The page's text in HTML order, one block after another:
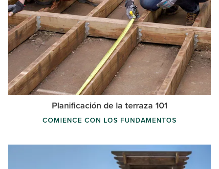
Planificación de la terraza 101
COMIENCE CON LOS FUNDAMENTOS